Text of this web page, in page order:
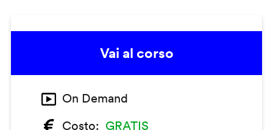
Vai al corso
On Demand
Costo
GRATIS